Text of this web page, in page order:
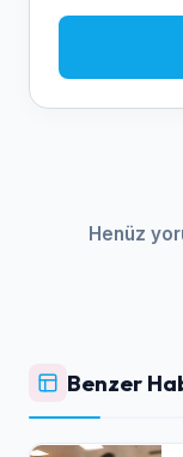
Henüz
Benzer